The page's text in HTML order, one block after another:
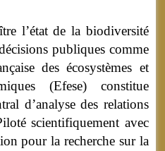
l’état de la biodiversité
publiques comme
des écosystèmes et
(Efese) constitue
d’analyse des relations
scientifiquement avec
pour la recherche sur la